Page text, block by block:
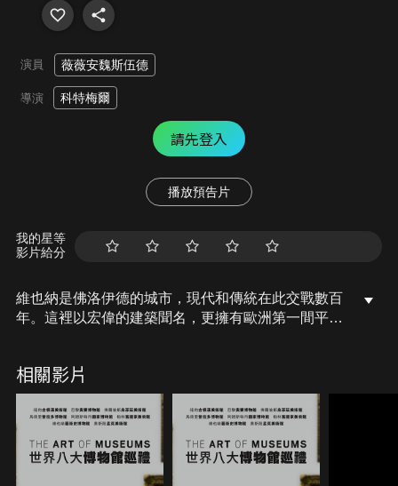
演員 薇薇安魏斯伍德
導演 科特梅爾
請先登入
播放預告片
我的星等
影片給分
維也納是佛洛伊德的城市，現代和傳統在此交戰數百
年。這裡以宏偉的建築聞名，更擁有歐洲第一間平民
一個橫跨歐洲的家族；藝術史博物館不是一般的國家
博物館，而是一間超國家博物館，反映了哈布斯堡家
族在歐洲長達數百年的超國家地位。本集由龐克時尚
教母薇薇安魏斯伍德進行導覽，帶領觀眾品味維拉斯
奎茲《瑪格麗特公主》宮廷系列繪作，縷析老布勒哲
爾觀察市井百態繪成的《兒童遊戲》、寓意深遠的
相關影片